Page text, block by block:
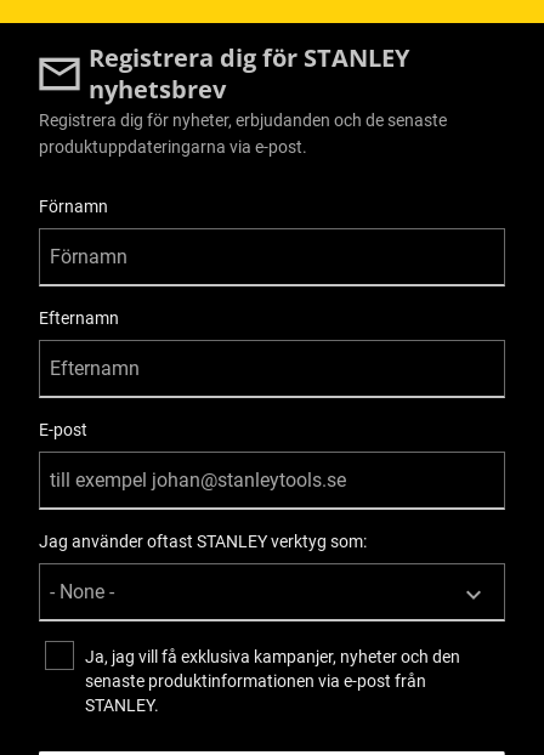
Registrera dig för STANLEY
nyhetsbrev
Registrera dig för nyheter, erbjudanden och de senaste
produktuppdateringarna via e-post.
Förnamn
Efternamn
E-post
Jag använder oftast STANLEY verktyg som:
Ja, jag vill få exklusiva kampanjer, nyheter och den
senaste produktinformationen via e-post från
STANLEY.